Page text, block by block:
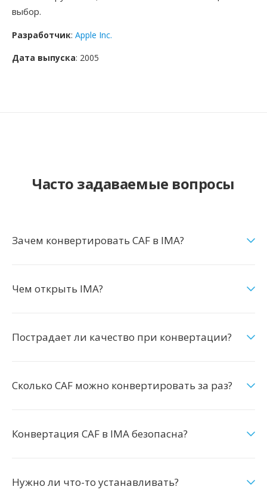
выбор.
Разработчик: Apple Inc.
Дата выпуска: 2005
Часто задаваемые вопросы
Зачем конвертировать CAF в IMA?
Чем открыть IMA?
Пострадает ли качество при конвертации?
Сколько CAF можно конвертировать за раз?
Конвертация CAF в IMA безопасна?
Нужно ли что-то устанавливать?